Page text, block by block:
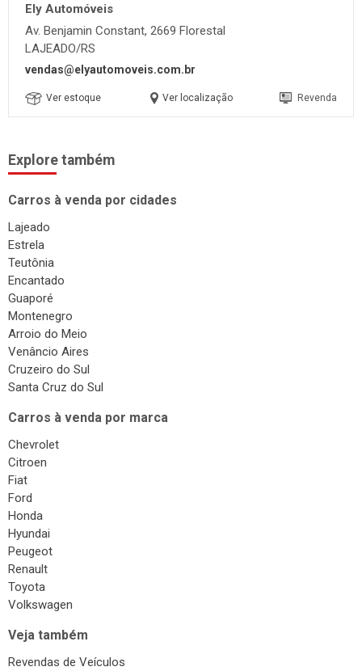
Explore também
Carros à venda por cidades
Lajeado
Estrela
Encantado
Guaporé
Arroio do Meio
Venâncio Aires
Cruzeiro do Sul
Santa Cruz do Sul
Carros à venda por marca
Chevrolet
Citroen
Fiat
Ford
Honda
Peugeot
Renault
Toyota
Volkswagen
Veja também
Revendas de Veículos
Carros a partir de 2013
Carros a partir de 2014
Carros a partir de 2015
Carros a partir de 2016
Carros a partir de 2018
Carros a partir de 2019